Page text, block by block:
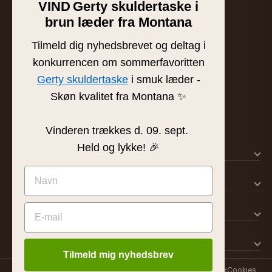
Familieejet læder- og skindbutik fra Silkeborg. Hånd-
plukket læder af højeste kvalitet siden 1986.
BUTIK & SHOWROOM
Tværgade 8 · 8600 Silkeborg
info@frejaskind.dk
CVR 12409036
KUNDESERVICE
OM FREJA
INSPIRATION
VIND Gerty skuldertaske i
brun læder fra Montana
Tilmeld dig nyhedsbrevet og deltag i
konkurrencen om sommerfavoritten
Gerty skuldertaskei smuk læder -
Skøn kvalitet fra Montana ✨
Vinderen trækkes d. 09. sept.
Held og lykke! 🎉
Tilmeld mig nyhedsbrev